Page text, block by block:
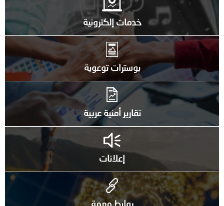
خدمات إلكترونية
بوسترات توعوية
تقارير أمنية عربية
إعلانات